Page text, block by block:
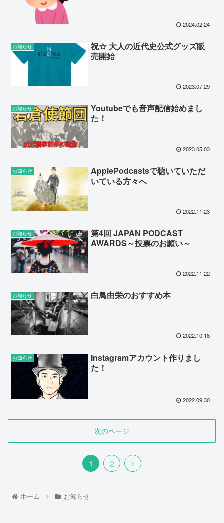
2024.02.24
お知らせ
祝☆ 大人の近代史公式グッズ販
売開始
2023.07.29
お知らせ
Youtubeでも音声配信始めまし
た！
2023.05.03
お知らせ
ApplePodcastsで聴いていただ
いている方々へ
2022.11.23
お知らせ
第4回 JAPAN PODCAST
AWARDS～投票のお願い～
2022.11.22
お知らせ 白鳥由栄のおすすめ本
2022.10.18
お知らせ
Instagramアカウント作りまし
た！
2022.09.30
次のページ
1 2
ホーム お知らせ